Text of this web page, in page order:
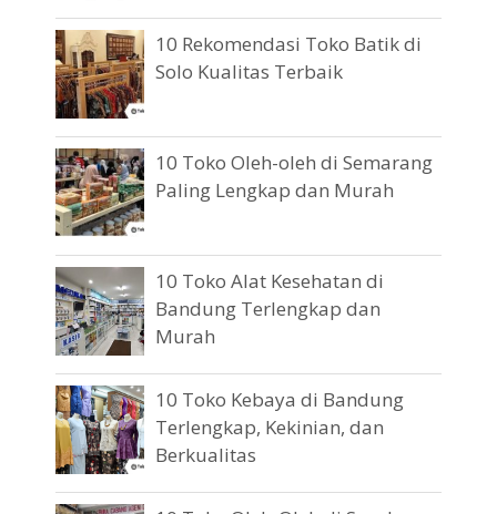
10 Rekomendasi Toko Batik di
Solo Kualitas Terbaik
10 Toko Oleh-oleh di Semarang
Paling Lengkap dan Murah
10 Toko Alat Kesehatan di
Bandung Terlengkap dan
Murah
10 Toko Kebaya di Bandung
Terlengkap, Kekinian, dan
Berkualitas